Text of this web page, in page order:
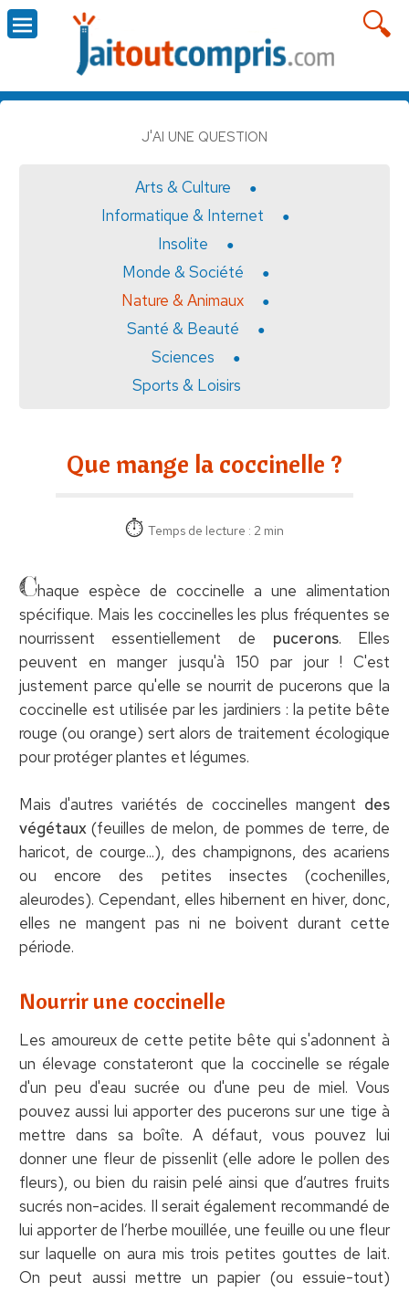
J'AI UNE QUESTION
Arts & Culture
Informatique & Internet
Insolite
Monde & Société
Nature & Animaux
Santé & Beauté
Sciences
Sports & Loisirs
Que mange la coccinelle ?
Temps de lecture : 2 min
Chaque espèce de coccinelle a une alimentation
spécifique. Mais les coccinelles les plus fréquentes se
nourrissent essentiellement de pucerons. Elles
peuvent en manger jusqu'à 150 par jour ! C'est
justement parce qu'elle se nourrit de pucerons que la
coccinelle est utilisée par les jardiniers : la petite bête
rouge (ou orange) sert alors de traitement écologique
pour protéger plantes et légumes.
Mais d'autres variétés de coccinelles mangent des
végétaux(feuilles de melon, de pommes de terre, de
haricot, de courge...), des champignons, des acariens
ou encore des petites insectes (cochenilles,
aleurodes). Cependant, elles hibernent en hiver, donc,
elles ne mangent pas ni ne boivent durant cette
période.
Nourrir une coccinelle
Les amoureux de cette petite bête qui s'adonnent à
un élevage constateront que la coccinelle se régale
d'un peu d'eau sucrée ou d'une peu de miel. Vous
pouvez aussi lui apporter des pucerons sur une tige à
mettre dans sa boîte. A défaut, vous pouvez lui
donner une fleur de pissenlit (elle adore le pollen des
fleurs), ou bien du raisin pelé ainsi que d’autres fruits
sucrés non-acides. Il serait également recommandé de
lui apporter de l’herbe mouillée, une feuille ou une fleur
sur laquelle on aura mis trois petites gouttes de lait.
On peut aussi mettre un papier (ou essuie-tout)